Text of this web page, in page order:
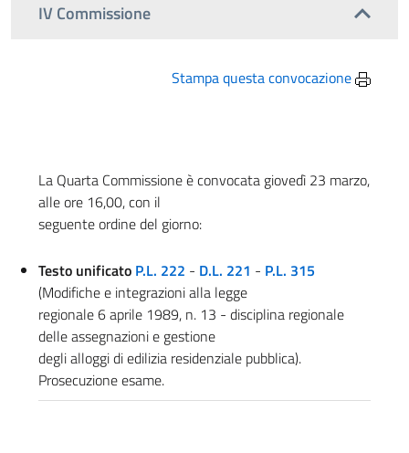
IV Commissione
Stampa questa convocazione
La Quarta Commissione è convocata giovedì 23 marzo,
alle ore 16,00, con il
seguente ordine del giorno:
Testo unificato P.L. 222 - D.L. 221 - P.L. 315
(Modifiche e integrazioni alla legge
regionale 6 aprile 1989, n. 13 - disciplina regionale
delle assegnazioni e gestione
degli alloggi di edilizia residenziale pubblica).
Prosecuzione esame.